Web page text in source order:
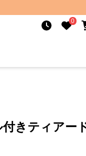
0
きティアー